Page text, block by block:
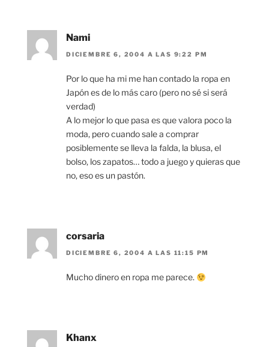
Nami
DICIEMBRE 6, 2004 A LAS 9:22 PM
Por lo que ha mi me han contado la ropa en
Japón es de lo más caro (pero no sé si será
verdad)
A lo mejor lo que pasa es que valora poco la
moda, pero cuando sale a comprar
posiblemente se lleva la falda, la blusa, el
bolso, los zapatos… todo a juego y quieras que
no, eso es un pastón.
corsaria
DICIEMBRE 6, 2004 A LAS 11:15 PM
Mucho dinero en ropa me parece.
Khanx